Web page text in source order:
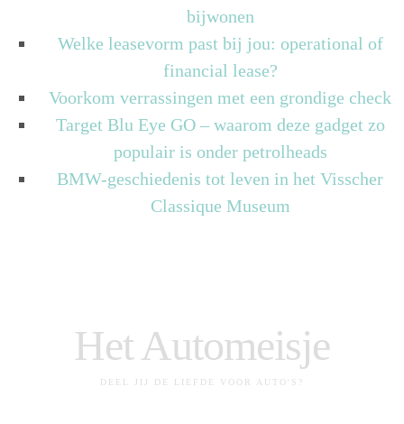
bijwonen
Welke leasevorm past bij jou: operational of
financial lease?
Voorkom verrassingen met een grondige check
Target Blu Eye GO – waarom deze gadget zo
populair is onder petrolheads
BMW-geschiedenis tot leven in het Visscher
Classique Museum
Het Automeisje
DEEL JIJ DE LIEFDE VOOR AUTO'S?